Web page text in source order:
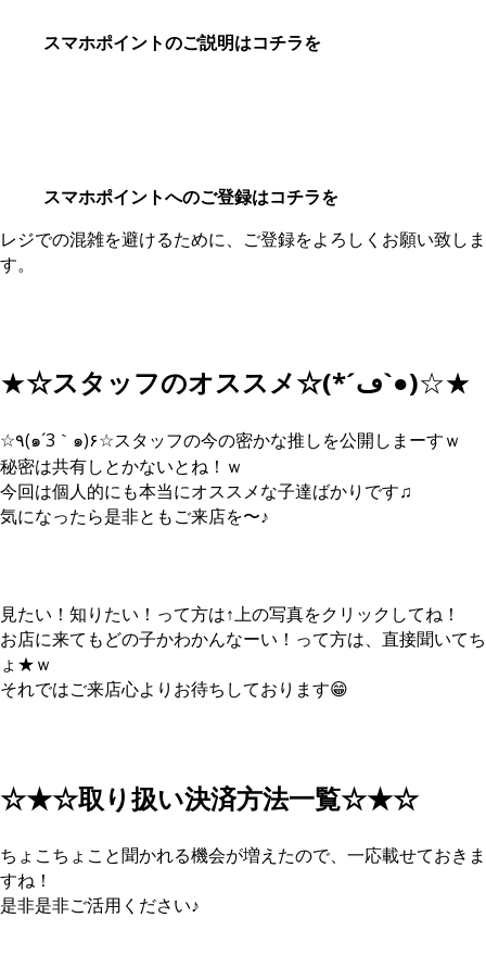
スマホポイントのご説明はコチラを
スマホポイントへのご登録はコチラを
レジでの混雑を避けるために、ご登録をよろしくお願い致しま
す。
★ ☆スタッフのオススメ☆(*´ڡ`●)☆★
☆٩(๑´3｀๑)۶☆スタッフの今の密かな推しを公開しまーすｗ
秘密は共有しとかないとね！ｗ
今回は個人的にも本当にオススメな子達ばかりです♫
気になったら是非ともご来店を〜♪
見たい！知りたい！って方は↑上の写真をクリックしてね！
お店に来てもどの子かわかんなーい！って方は、直接聞いてち
ょ★ｗ
それではご来店心よりお待ちしております😁
☆★☆取り扱い決済方法一覧☆★☆
ちょこちょこと聞かれる機会が増えたので、一応載せておきま
すね！
是非是非ご活用ください♪